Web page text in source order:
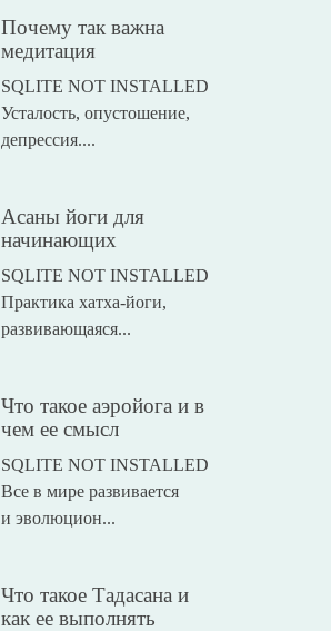
Почему так важна
медитация
SQLITE NOT INSTALLED
Усталость, опустошение,
депрессия....
Асаны йоги для
начинающих
SQLITE NOT INSTALLED
Практика хатха-йоги,
развивающаяся...
Что такое аэройога и в
чем ее смысл
SQLITE NOT INSTALLED
Все в мире развивается
и эволюцион...
Что такое Тадасана и
как ее выполнять